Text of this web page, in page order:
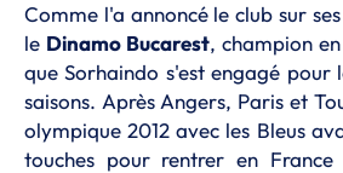
Comme l'a annoncé le club sur
le Dinamo Bucarest, champion
que Sorhaindo s'est engagé pour
saisons. Après Angers, Paris et
olympique 2012 avec les Bleus
touches pour rentrer en France